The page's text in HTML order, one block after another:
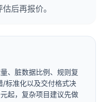
后再报价。
、脏数据比例、规则复
/标准化以及交付格式决
起，复杂项目建议先做